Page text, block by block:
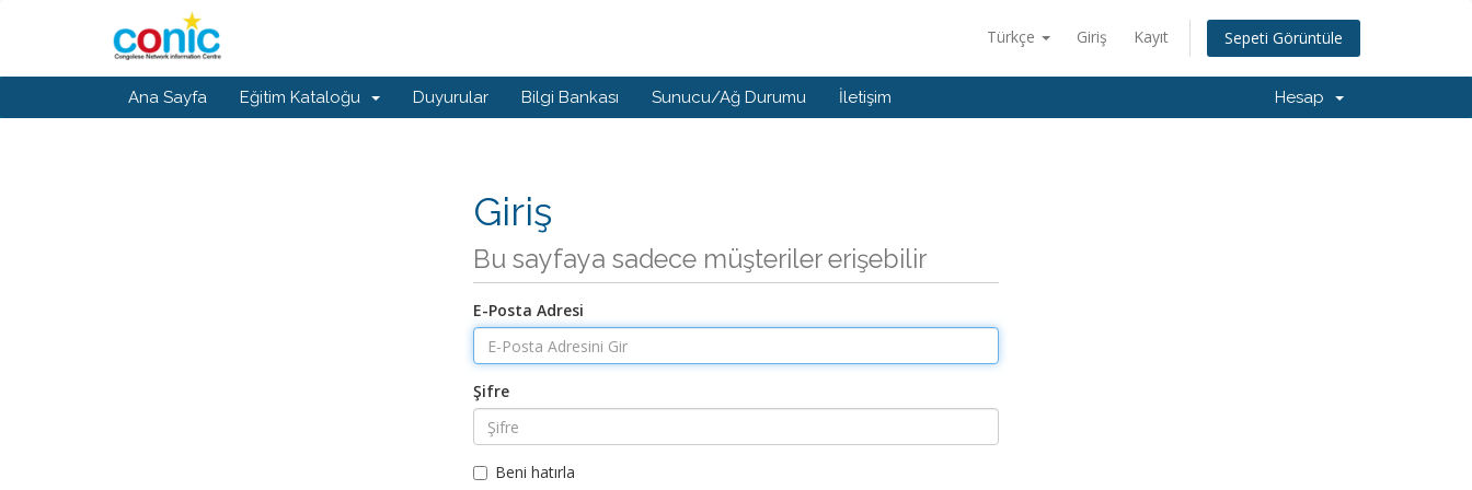
Türkçe Giriş Kayıt Sepeti Görüntüle
Ana Sayfa Eğitim Kataloğu Duyurular Bilgi Bankası Sunucu/Ağ Durumu İletişim Hesap
Giriş
Bu sayfaya sadece müşteriler erişebilir
E-Posta Adresi
Şifre
Beni hatırla